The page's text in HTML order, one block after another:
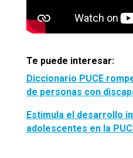
Te puede interesar:
Diccionario PUCE
de personas con
Estimula el desarrollo
adolescentes en la